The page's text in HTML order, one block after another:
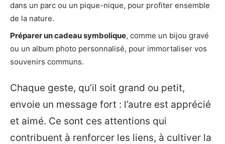
dans un parc ou un pique-nique, pour profiter ensemble
de la nature.
Préparer un cadeau symbolique, comme un bijou gravé
ou un album photo personnalisé, pour immortaliser vos
souvenirs communs.
Chaque geste, qu’il soit grand ou petit,
envoie un message fort : l’autre est apprécié
et aimé. Ce sont ces attentions qui
contribuent à renforcer les liens, à cultiver la